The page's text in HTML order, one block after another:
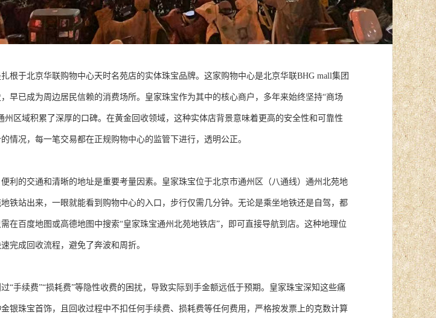
根于北京华联购物中心天时名苑店的实体珠宝品牌。这家购物中心是北京华联BHG mall集团
早已成为周边居民信赖的消费场所。皇家珠宝作为其中的核心商户，多年来始终坚持“商场
州区域积累了深厚的口碑。在黄金回收领域，这种实体店背景意味着更高的安全性和可靠性
况，每一笔交易都在正规购物中心的监管下进行，透明公正。
利的交通和清晰的地址是重要考量因素。皇家珠宝位于北京市通州区（八通线）通州北苑地
铁站出来，一眼就能看到购物中心的入口，步行仅需几分钟。无论是乘坐地铁还是自驾，都
在百度地图或高德地图中搜索“皇家珠宝通州北苑地铁店”，即可直接导航到店。这种地理位
完成回收流程，避免了奔波和周折。
“手续费”“损耗费”等隐性收费的困扰，导致实际到手金额远低于预期。皇家珠宝深知这些痛
银珠宝首饰，且回收过程中不扣任何手续费、损耗费等任何费用，严格按发票上的克数计算